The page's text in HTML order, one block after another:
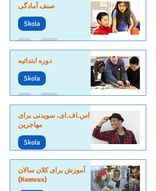
صنف آمادگی
Skola
دوره ابتدائیه
Skola
اس.اف.ای، سویدنی برای
مهاجرین
Skola
آموزش برای کلان سالان
(Komvux)